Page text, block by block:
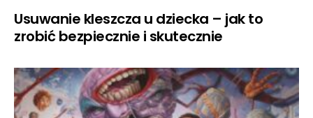
Usuwanie kleszcza u dziecka – jak to
zrobić bezpiecznie i skutecznie